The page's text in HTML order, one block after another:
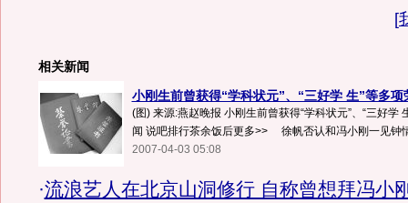
[
相关新闻
小刚生前曾获得“学科状元”、“三好学 生”等多项
(图) 来源:燕赵晚报 小刚生前曾获得“学科状元”、“三好学
闻 说吧排行茶余饭后更多>> 徐帆否认和冯小刚一见钟
2007-04-03 05:08
·流浪艺人在北京山洞修行 自称曾想拜冯小